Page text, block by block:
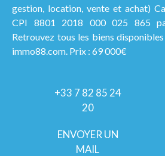
gestion, location, vente et achat)
CPI 8801 2018 000 025 865
Retrouvez tous les biens
immo88.com. Prix : 69 000€
+33 7 82 85 24
20
ENVOYER UN
MAIL